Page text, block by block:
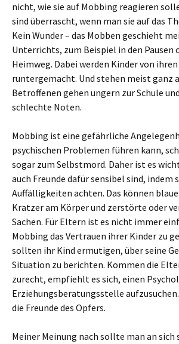
nicht, wie sie auf Mobbing reagieren
sind überrascht, wenn man sie auf das
Kein Wunder – das Mobben geschieht
Unterrichts, zum Beispiel in den Pausen
Heimweg. Dabei werden Kinder von
runtergemacht. Und stehen meist ganz
Betroffenen gehen ungern zur Schule
schlechte Noten.
Mobbing ist eine gefährliche
psychischen Problemen führen kann,
sogar zum Selbstmord. Daher ist es
auch Freunde dafür sensibel sind, indem
Auffälligkeiten achten. Das können
Kratzer am Körper und zerstörte oder
Sachen. Für Eltern ist es nicht immer
Mobbing das Vertrauen ihrer Kinder zu
sollten ihr Kind ermutigen, über seine
Situation zu berichten. Kommen die
zurecht, empfiehlt es sich, einen
Erziehungsberatungsstelle
die Freunde des Opfers.
Meiner Meinung nach sollte man an sich